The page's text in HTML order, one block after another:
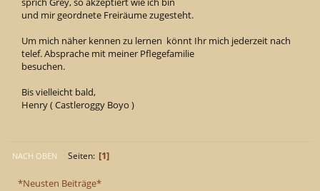
*Neusten Beiträge*
und mir geordnete Freiräume zugesteht.
Um mich näher kennen zu lernen könnt Ihr mich jederzeit nach
telef. Absprache mit meiner Pflegefamilie
besuchen.
Bis vielleicht bald,
Henry ( Castleroggy Boyo )
NACH OBEN Seiten 1